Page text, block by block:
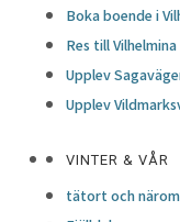
Boka boende i
Res till Vilhelmina
Upplev
Upplev
VINTER & VÅR
tätort och